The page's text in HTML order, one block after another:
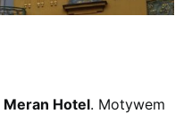
Meran Hotel. Motywem